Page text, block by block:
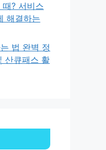
때? 서비스
해결하는
법 완벽 정
산큐패스 활